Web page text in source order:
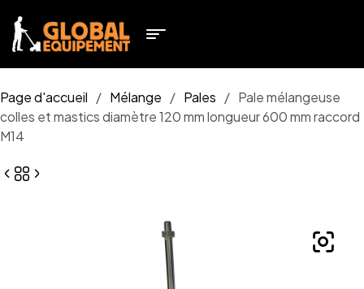
Page d'accueil / Mélange / Pales / Pale mélangeuse
colles et mastics diamètre 120 mm longueur 600 mm raccord
M14